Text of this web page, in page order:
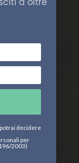
per il
decidere
per
2003)